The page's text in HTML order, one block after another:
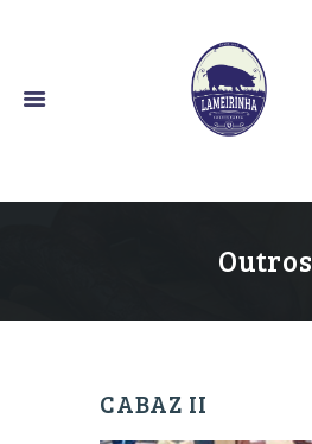
Outros
CABAZ II